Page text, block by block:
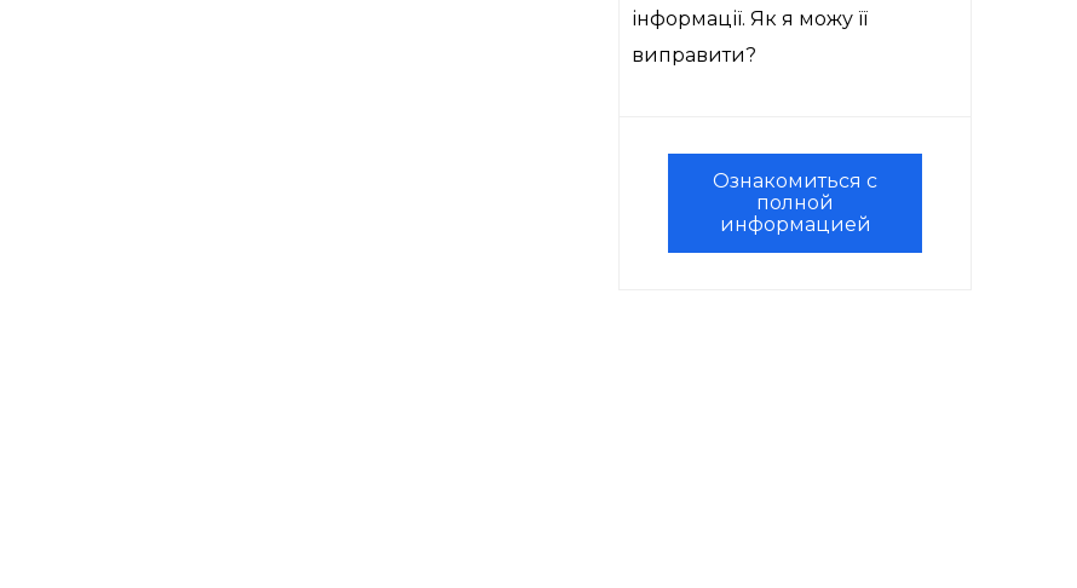
інформації. Як я можу її
виправити?
Ознакомиться с
полной
информацией